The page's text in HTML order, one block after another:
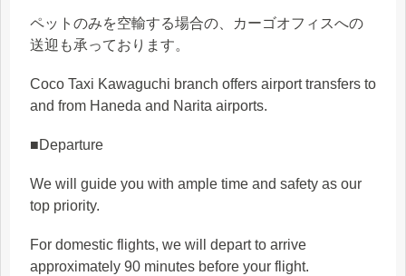
ペットのみを空輸する場合の、カーゴオフィスへの
送迎も承っております。
Coco Taxi Kawaguchi branch offers airport transfers to
and from Haneda and Narita airports.
■Departure
We will guide you with ample time and safety as our
top priority.
For domestic flights, we will depart to arrive
approximately 90 minutes before your flight.